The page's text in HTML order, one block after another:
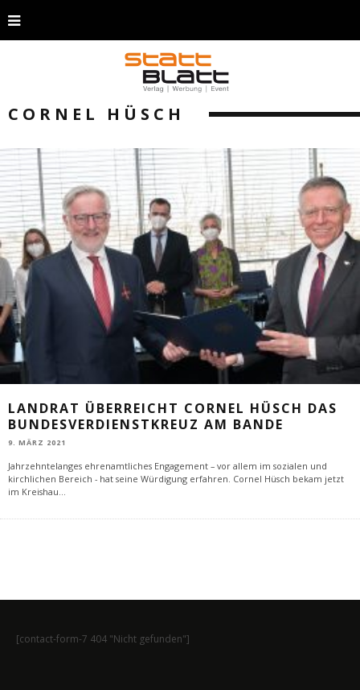
CORNEL HÜSCH
LANDRAT ÜBERREICHT CORNEL HÜSCH DAS
BUNDESVERDIENSTKREUZ AM BANDE
9. MÄRZ 2021
Jahrzehntelanges ehrenamtliches Engagement – vor allem im sozialen und
kirchlichen Bereich - hat seine Würdigung erfahren. Cornel Hüsch bekam jetzt
im Kreishau...
[contact-form-7 404 "Nicht gefunden"]